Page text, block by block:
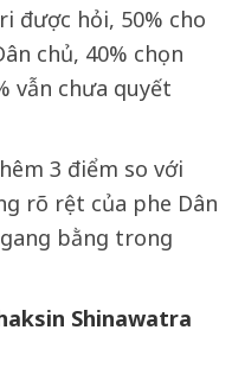
được hỏi, 50% cho
chủ, 40% chọn
vẫn chưa quyết
3 điểm so với
rõ rệt của phe Dân
bằng trong
Shinawatra